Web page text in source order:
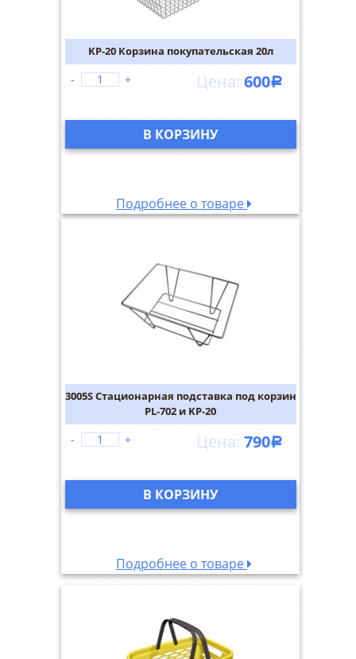
KP-20 Корзина покупательская 20л
600Р
- +
В КОРЗИНУ
Подробнее о товаре
3005S Стационарная подставка под корзин
PL-702 и KP-20
790Р
- +
В КОРЗИНУ
Подробнее о товаре